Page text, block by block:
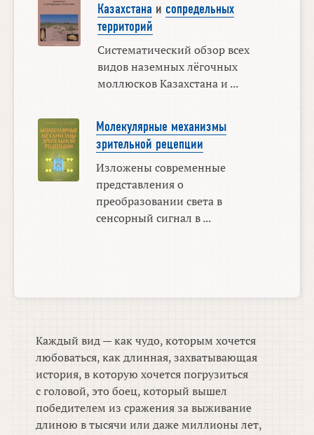
Казахстана и сопредельных
территорий
Систематический обзор всех
видов наземных лёгочных
моллюсков Казахстана и ...
Молекулярные механизмы
зрительной рецепции
Изложены современные
представления о
преобразовании света в
сенсорный сигнал в ...
Каждый вид — как чудо, которым хочется
любоваться, как длинная, захватывающая
история, в которую хочется погрузиться
с головой, это боец, который вышел
победителем из сражения за выживание
длиною в тысячи или даже миллионы лет,